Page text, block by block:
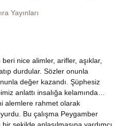
Yayınları
nice alimler, arifler, aşıklar,
durdular. Sözler onunla
değer kazandı. Şüphesiz
anlattı insalığa kelamında…
alemlere rahmet olarak
Bu çalışma Peygamber